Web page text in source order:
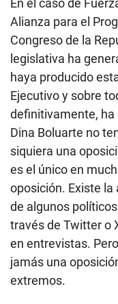
Alianza para el
Congreso de la
legislativa ha
haya producido
Ejecutivo y sobre
definitivamente, ha
Dina Boluarte no
siquiera una
es el único en
oposición. Existe la
de algunos
través de Twitter o
en entrevistas.
jamás una
extremos.